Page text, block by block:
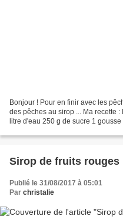
Bonjour ! Pour en finir avec les
des pêches au sirop ... Ma recette
litre d'eau 250 g de sucre 1
Sirop de fruits rouges
Publié le 31/08/2017 à 05:01
Par christalie